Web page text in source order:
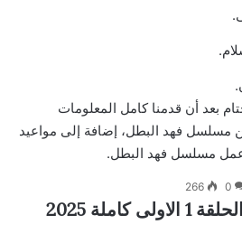
بعد أن قدمنا كامل المعلومات
مسلسل فهد البطل، إضافة إلى مواعيد
مسلسل فهد البطل.
0
266
مسلسل فهد البطل الحلقة 1 الاولى كاملة 2025